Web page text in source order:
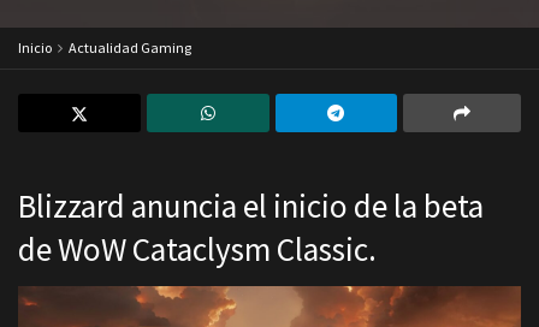
Inicio Actualidad Gaming
Blizzard anuncia el inicio de la beta
de WoW Cataclysm Classic.